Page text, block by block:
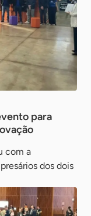
para
com a
dos dois